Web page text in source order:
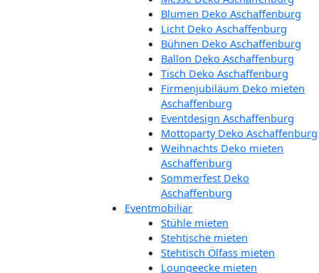
Blumen Deko Aschaffenburg
Licht Deko Aschaffenburg
Bühnen Deko Aschaffenburg
Ballon Deko Aschaffenburg
Tisch Deko Aschaffenburg
Firmenjubiläum Deko mieten
Aschaffenburg
Eventdesign Aschaffenburg
Mottoparty Deko Aschaffenburg
Weihnachts Deko mieten
Aschaffenburg
Sommerfest Deko
Aschaffenburg
Eventmobiliar
Stühle mieten
Stehtische mieten
Stehtisch Ölfass mieten
Loungeecke mieten